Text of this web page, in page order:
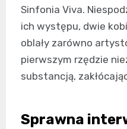
Sinfonia Viva.
ich występu, dwie
oblały zarówno
pierwszym rzędzie
substancją,
Sprawna